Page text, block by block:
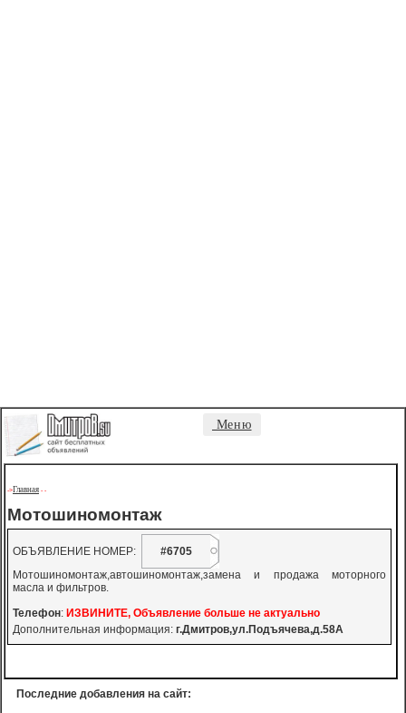
Меню
->Главная - -
Мотошиномонтаж
ОБЪЯВЛЕНИЕ НОМЕР:
#6705
Мотошиномонтаж,автошиномонтаж,замена и продажа моторного
масла и фильтров.
Телефон: ИЗВИНИТЕ, Объявление больше не актуально
Дополнительная информация: г.Дмитров,ул.Подъячева,д.58А
Последние добавления на сайт: